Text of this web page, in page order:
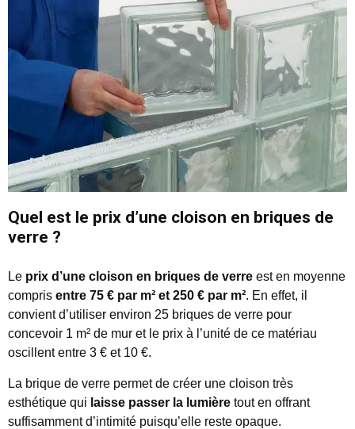
Quel est le prix d’une cloison en briques de
verre ?
Le prix d’une cloison en briques de verre est en moyenne
compris entre 75 € par m² et 250 € par m². En effet, il
convient d’utiliser environ 25 briques de verre pour
concevoir 1 m² de mur et le prix à l’unité de ce matériau
oscillent entre 3 € et 10 €.
La brique de verre permet de créer une cloison très
esthétique qui laisse passer la lumière tout en offrant
suffisamment d’intimité puisqu’elle reste opaque.